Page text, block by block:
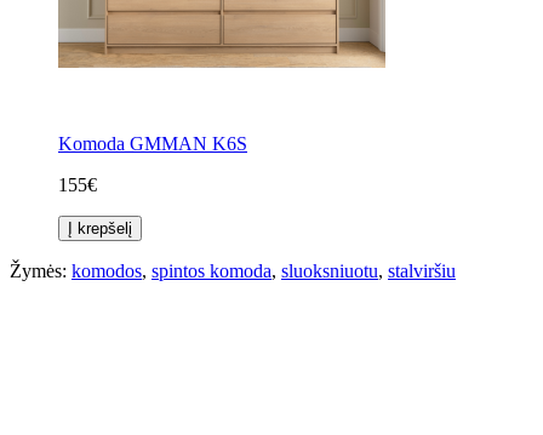
Komoda GMMAN K6S
155€
Į krepšelį
Žymės: komodos, spintos komoda, sluoksniuotu, stalviršiu